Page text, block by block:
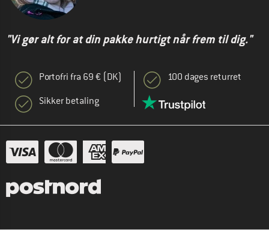
"Vi gør alt for at din pakke hurtigt når frem til dig."
Portofri fra 69 € (DK)
Sikker betaling
100 dages returret